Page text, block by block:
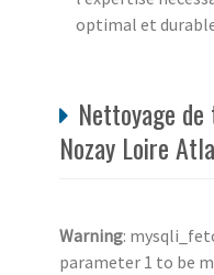
optimal et
Nettoyage
Nozay Loire
Warning:
parameter 1 to be